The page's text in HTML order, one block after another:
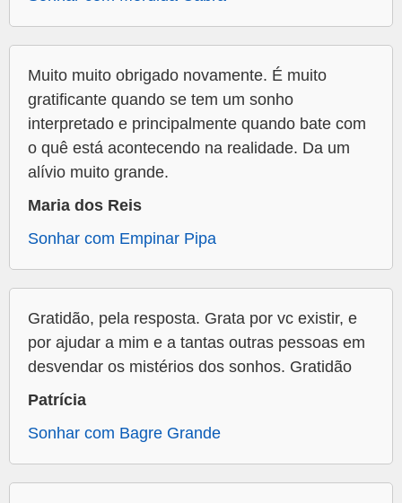
Muito muito obrigado novamente. É muito
gratificante quando se tem um sonho
interpretado e principalmente quando bate com
o quê está acontecendo na realidade. Da um
alívio muito grande.
Maria dos Reis
Sonhar com Empinar Pipa
Gratidão, pela resposta. Grata por vc existir, e
por ajudar a mim e a tantas outras pessoas em
desvendar os mistérios dos sonhos. Gratidão
Patrícia
Sonhar com Bagre Grande